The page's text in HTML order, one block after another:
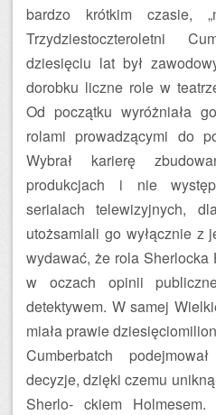
bardzo krótkim czasie,
Trzydziestoczteroletni
dziesięciu lat był
dorobku liczne role w
Od początku wyróżniała
rolami prowadzącymi do
Wybrał karierę
produkcjach i nie
serialach telewizyjnych,
utożsamiali go wyłącznie z
wydawać, że rola
w oczach opinii
detektywem. W samej
miała prawie
Cumberbatch
decyzje, dzięki czemu
Sherlo- ckiem